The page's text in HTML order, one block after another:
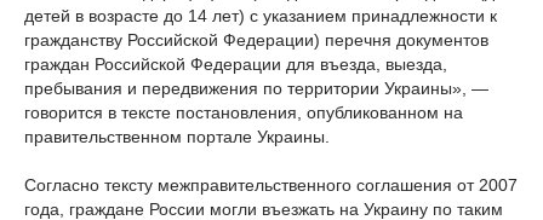
детей в возрасте до 14 лет) с указанием принадлежности к
гражданству Российской Федерации) перечня документов
граждан Российской Федерации для въезда, выезда,
пребывания и передвижения по территории Украины», —
говорится в тексте постановления, опубликованном на
правительственном портале Украины.
Согласно тексту межправительственного соглашения от 2007
года, граждане России могли въезжать на Украину по таким